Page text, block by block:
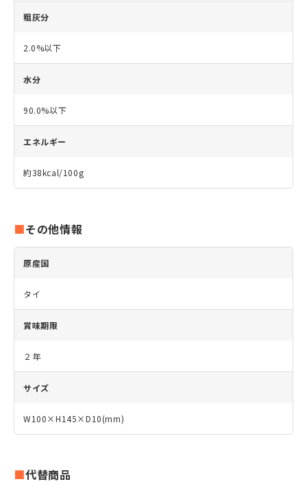
粗灰分
2.0%以下
水分
90.0%以下
エネルギー
約38kcal/100g
その他情報
原産国
タイ
賞味期限
２年
サイズ
W100×H145×D10(mm)
代替商品